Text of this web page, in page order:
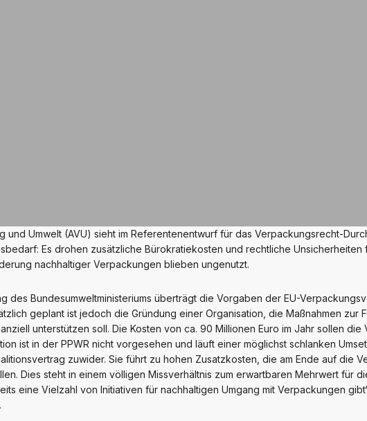
und Umwelt (AVU) sieht im Referentenentwurf für das Verpackungsrecht-
Es drohen zusätzliche Bürokratiekosten und rechtliche Unsicherheiten
nachhaltiger Verpackungen blieben ungenutzt.
des Bundesumweltministeriums überträgt die Vorgaben der EU-
geplant ist jedoch die Gründung einer Organisation, die Maßnahmen zur
unterstützen soll. Die Kosten von ca. 90 Millionen Euro im Jahr sollen
ist in der PPWR nicht vorgesehen und läuft einer möglichst schlanken
zuwider. Sie führt zu hohen Zusatzkosten, die am Ende auf die
Dies steht in einem völligen Missverhältnis zum erwartbaren Mehrwert für
eine Vielzahl von Initiativen für nachhaltigen Umgang mit Verpackungen